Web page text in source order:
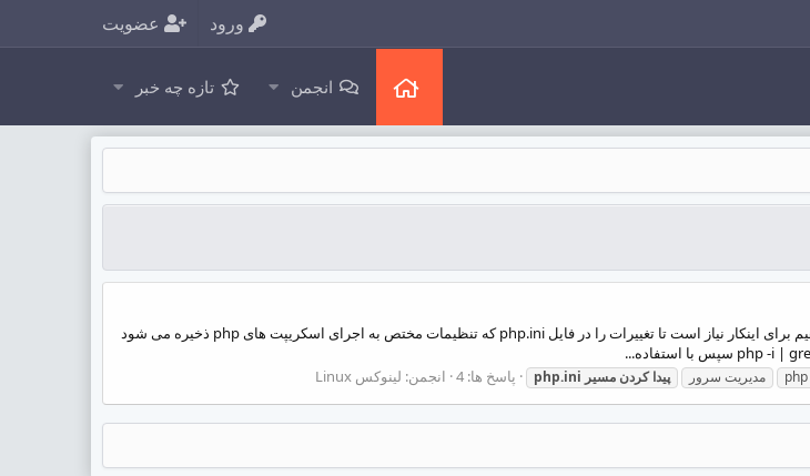
ورود عضویت
انجمن تازه چه خبر
سلام امروز میخوایم نحوه افزایش حجم آپلود فایل را در اسکریپت های php آموزش دهیم برای اینکار نیاز است تا تغییرات را در فایل php.ini که تنظیمات مختص به اجرای اسکریپت های php ذخیره می شود
مدیریت سرور پیدا کردن مسیر php.ini پاسخ ها: 4 انجمن: لینوکس Linux